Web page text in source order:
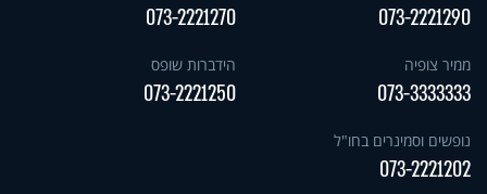
073-2221290
073-2221270
ממיר צופיה
073-3333333
הידברות שופס
073-2221250
נופשים וסמינרים בחו"ל
073-2221202